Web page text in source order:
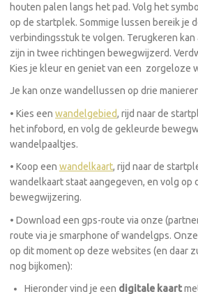
houten palen langs het pad. Volg het
op de startplek. Sommige lussen bereik je
verbindingsstuk te volgen. Terugkeren
zijn in twee richtingen bewegwijzerd.
Kies je kleur en geniet van een zorgeloze
Je kan onze wandellussen op drie
• Kies een wandelgebied, rijd naar de
het infobord, en volg de gekleurde
wandelpaaltjes.
• Koop een wandelkaart, rijd naar de
wandelkaart staat aangegeven, en volg op
bewegwijzering.
• Download een gps-route via onze
route via je smarphone of wandelgps.
op dit moment op deze websites (en daar
nog bijkomen):
Hieronder vind je een digitale kaart